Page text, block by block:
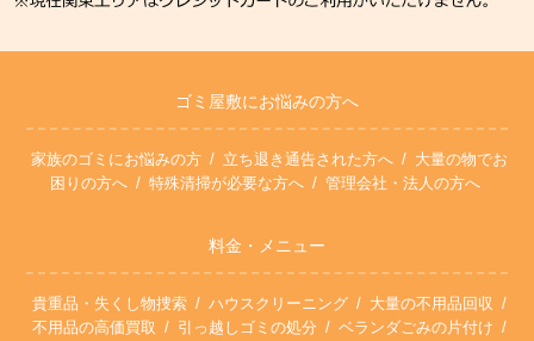
ゴミ屋敷にお悩みの方へ
家族のゴミにお悩みの方 立ち退き通告された方へ
大量の物でお
困りの方へ
特殊清掃が必要な方へ 管理会社・法人の方へ
料金・メニュー
貴重品・失くし物捜索 ハウスクリーニング
大量の不用品回収
不用品の高価買取
引っ越しゴミの処分
ベランダごみの片付け